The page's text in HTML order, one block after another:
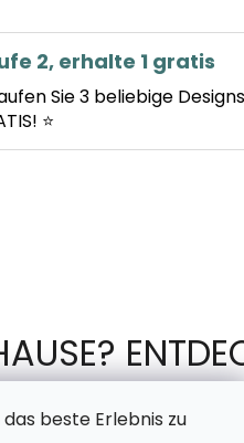
beste Erlebnis zu
2, erhalte 1 gratis
Sie 3 beliebige
⭐
IN